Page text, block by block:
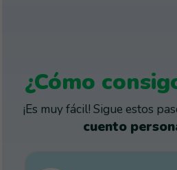
¿Cómo
¡Es muy fácil! Sigue estos
cuento